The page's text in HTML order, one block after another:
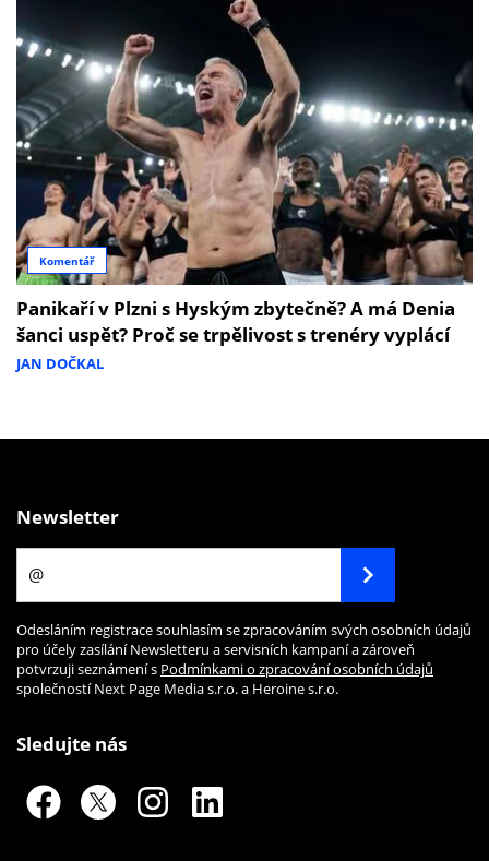
Komentář
Panikaří v Plzni s Hyským zbytečně? A má Denia
šanci uspět? Proč se trpělivost s trenéry vyplácí
JAN DOČKAL
Newsletter
Odesláním registrace souhlasím se zpracováním svých osobních údajů
pro účely zasílání Newsletteru a servisních kampaní a zároveň
potvrzuji seznámení s Podmínkami o zpracování osobních údajů
společností Next Page Media s.r.o. a Heroine s.r.o.
Sledujte nás